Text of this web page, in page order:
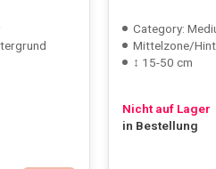
Category:
Mittelzone/
↕ 15-50 cm
Nicht auf Lager
in Bestellung